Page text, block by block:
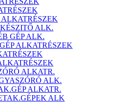
ALK.
GÉP ALK.
ALKATRÉSZEK
ALKATR.
ALK.
ALKATR.
ALK